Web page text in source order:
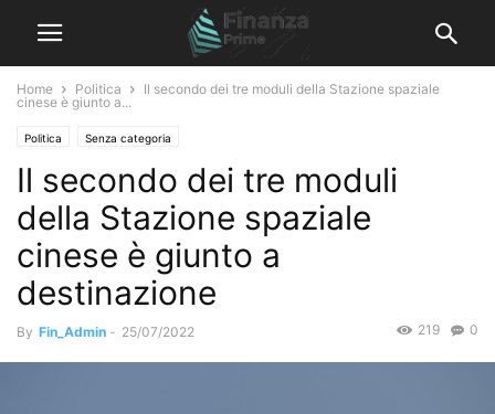
Home Politica
Il secondo dei tre moduli della Stazione spaziale
cinese è giunto a...
Politica Senza categoria
Il secondo dei tre moduli
della Stazione spaziale
cinese è giunto a
destinazione
By Fin_Admin - 25/07/2022 0
219